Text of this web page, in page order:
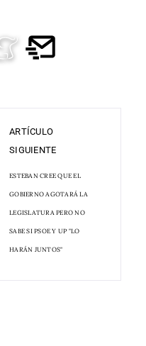
ARTÍCULO
SIGUIENTE
ESTEBAN CREE QUE EL
GOBIERNO AGOTARÁ LA
LEGISLATURA PERO NO
SABE SI PSOE Y UP "LO
HARÁN JUNTOS"